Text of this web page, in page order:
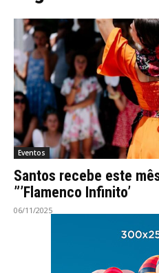
Eventos
Santos recebe este
”’Flamenco Infinito’
06/11/2025